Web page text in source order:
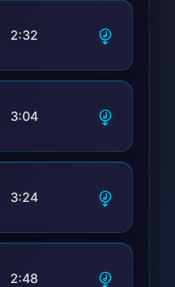
2:32
3:04
3:24
2:48